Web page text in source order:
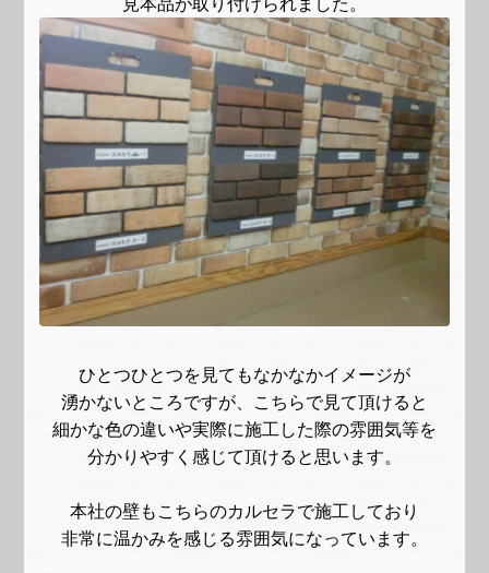
見本品が取り付けられました。
ひとつひとつを見てもなかなかイメージが
湧かないところですが、こちらで見て頂けると
細かな色の違いや実際に施工した際の雰囲気等を
分かりやすく感じて頂けると思います。
本社の壁もこちらのカルセラで施工しており
非常に温かみを感じる雰囲気になっています。